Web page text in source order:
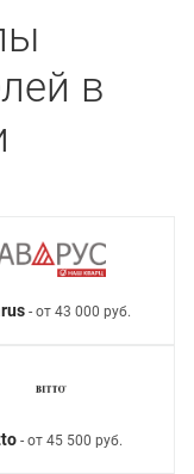
в
- от 43 000 руб.
- от 45 500 руб.